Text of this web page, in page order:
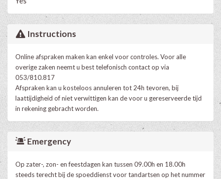
Instructions
Online afspraken maken kan enkel voor controles. Voor alle
overige zaken neemt u best telefonisch contact op via
053/810.817
Afspraken kan u kosteloos annuleren tot 24h tevoren, bij
laattijdigheid of niet verwittigen kan de voor u gereserveerde tijd
in rekening gebracht worden.
Emergency
Op zater-, zon- en feestdagen kan tussen 09.00h en 18.00h
steeds terecht bij de spoeddienst voor tandartsen op het nummer